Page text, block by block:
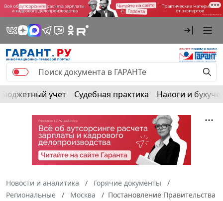
Бюджетный учет Судебная практика Налоги и
Новости и аналитика
Горячие документы
Региональные
Москва
Постановление Правительства